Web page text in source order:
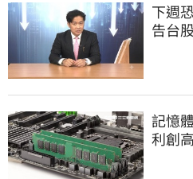
下週
告台
記憶
利創